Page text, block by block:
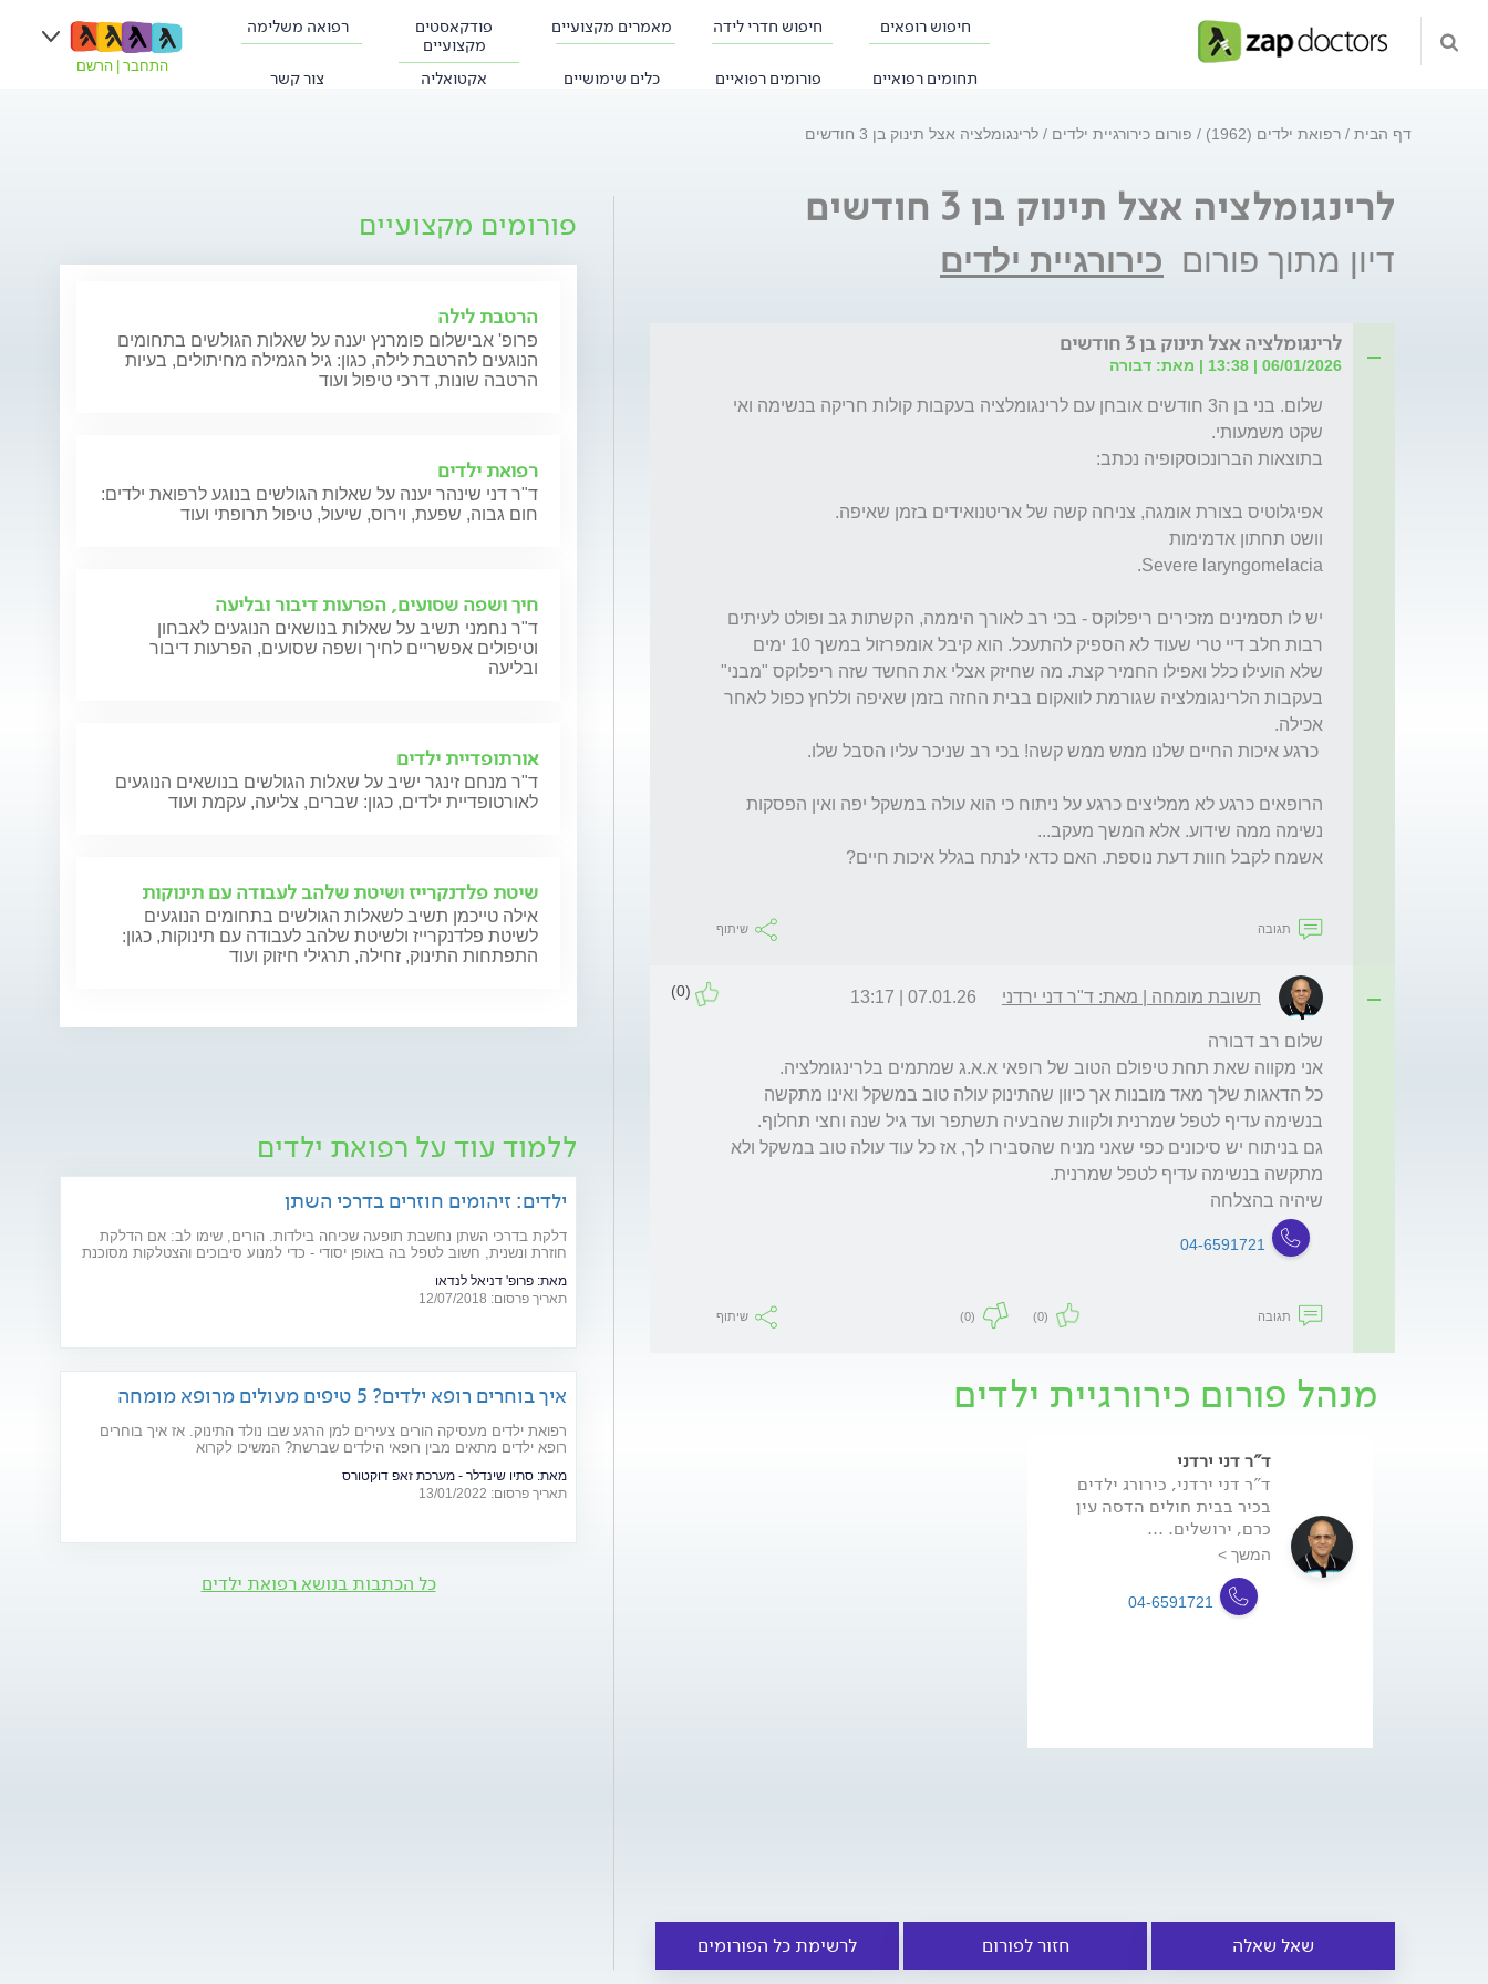
חיפוש רופאים חיפוש חדרי לידה מאמרים מקצועיים
פודקאסטים
מקצועיים
רפואה משלימה
תחומים רפואיים פורומים רפואיים כלים שימושיים אקטואליה צור קשר
התחבר הרשם
דף הבית רפואת ילדים (1962) פורום כירורגיית ילדים לרינגומלציה אצל תינוק בן 3 חודשים
לרינגומלציה אצל תינוק בן 3 חודשים
דיון מתוך פורום כירורגיית ילדים
לרינגומלציה אצל תינוק בן 3 חודשים
06/01/2026 | 13:38 | מאת: דבורה
תגובה שיתוף
תשובת מומחה | מאת: ד"ר דני ירדני 07.01.26 | 13:17
(0)
שיהיה בהצלחה
04-6591721
תגובה (0)
(0) שיתוף
מנהל פורום כירורגיית ילדים
ד"ר דני ירדני
ד"ר דני ירדני, כירורג ילדים
בכיר בבית חולים הדסה עין
כרם, ירושלים. ...
המשך >
04-6591721
שאל שאלה חזור לפורום לרשימת כל הפורומים
פורומים מקצועיים
הרטבת לילה
פרופ' אבישלום פומרנץ יענה על שאלות הגולשים בתחומים
הנוגעים להרטבת לילה, כגון: גיל הגמילה מחיתולים, בעיות
הרטבה שונות, דרכי טיפול ועוד
רפואת ילדים
ד"ר דני שינהר יענה על שאלות הגולשים בנוגע לרפואת ילדים:
חום גבוה, שפעת, וירוס, שיעול, טיפול תרופתי ועוד
חיך ושפה שסועים, הפרעות דיבור ובליעה
ד"ר נחמני תשיב על שאלות בנושאים הנוגעים לאבחון
וטיפולים אפשריים לחיך ושפה שסועים, הפרעות דיבור
ובליעה
אורתופדיית ילדים
ד"ר מנחם זינגר ישיב על שאלות הגולשים בנושאים הנוגעים
לאורטופדיית ילדים, כגון: שברים, צליעה, עקמת ועוד
שיטת פלדנקרייז ושיטת שלהב לעבודה עם תינוקות
אילה טייכמן תשיב לשאלות הגולשים בתחומים הנוגעים
לשיטת פלדנקרייז ולשיטת שלהב לעבודה עם תינוקות, כגון:
התפתחות התינוק, זחילה, תרגילי חיזוק ועוד
ללמוד עוד על רפואת ילדים
ילדים: זיהומים חוזרים בדרכי השתן
דלקת בדרכי השתן נחשבת תופעה שכיחה בילדות. הורים, שימו לב: אם הדלקת
חוזרת ונשנית, חשוב לטפל בה באופן יסודי - כדי למנוע סיבוכים והצטלקות מסוכנת
מאת: פרופ' דניאל לנדאו
תאריך פרסום: 12/07/2018
איך בוחרים רופא ילדים? 5 טיפים מעולים מרופא מומחה
רפואת ילדים מעסיקה הורים צעירים למן הרגע שבו נולד התינוק. אז איך בוחרים
רופא ילדים מתאים מבין רופאי הילדים שברשת? המשיכו לקרוא
מאת: סתיו שינדלר - מערכת זאפ דוקטורס
תאריך פרסום: 13/01/2022
כל הכתבות בנושא רפואת ילדים